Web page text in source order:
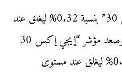
ارتفع مؤشر “إيجي إكس 30” بنسبة 0.32% ليغلق عند
مستوى 26842 نقطة، وصعد مؤشر “إيجي إكس 30
محدد الأوزان” بنسبة 0.31% ليغلق عند مستوى